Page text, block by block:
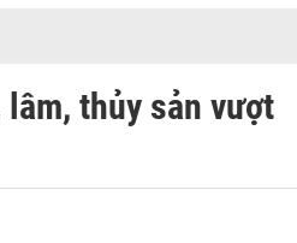
thủy sản vượt